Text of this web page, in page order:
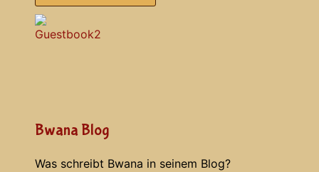
Bwana Blog
Was schreibt Bwana in seinem Blog?